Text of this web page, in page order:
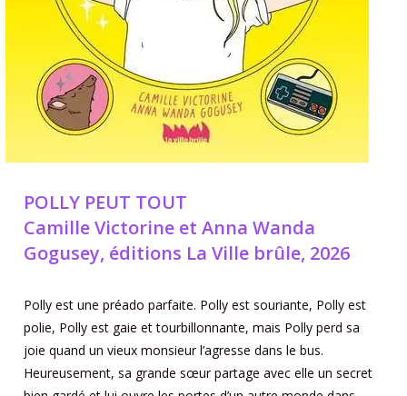
POLLY PEUT TOUT
Camille Victorine et Anna Wanda
Gogusey, éditions La Ville brûle, 2026
Polly est une préado parfaite. Polly est souriante, Polly est
polie, Polly est gaie et tourbillonnante, mais Polly perd sa
joie quand un vieux monsieur l’agresse dans le bus.
Heureusement, sa grande sœur partage avec elle un secret